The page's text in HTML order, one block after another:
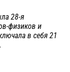
28-я
физиков и
в себя 21